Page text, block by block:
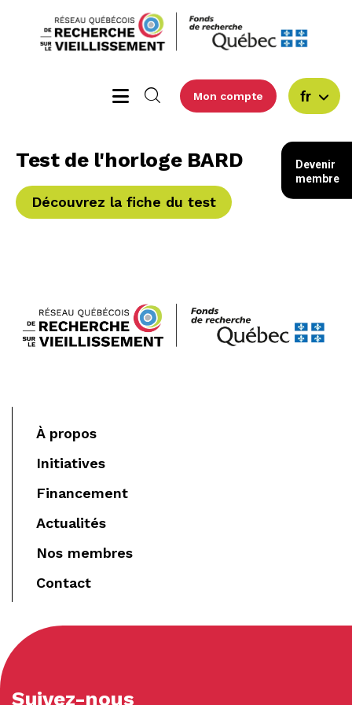
Mon compte fr
Test de l'horloge BARD
Découvrez la fiche du test
À propos
Initiatives
Financement
Actualités
Nos membres
Contact
Suivez-nous
Devenir
membre